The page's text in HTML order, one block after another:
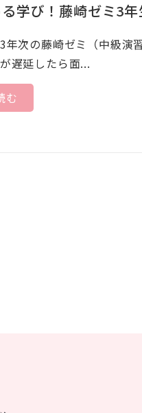
学び！藤崎ゼミ3年
年次の藤崎ゼミ（中級演
遅延したら面...
む